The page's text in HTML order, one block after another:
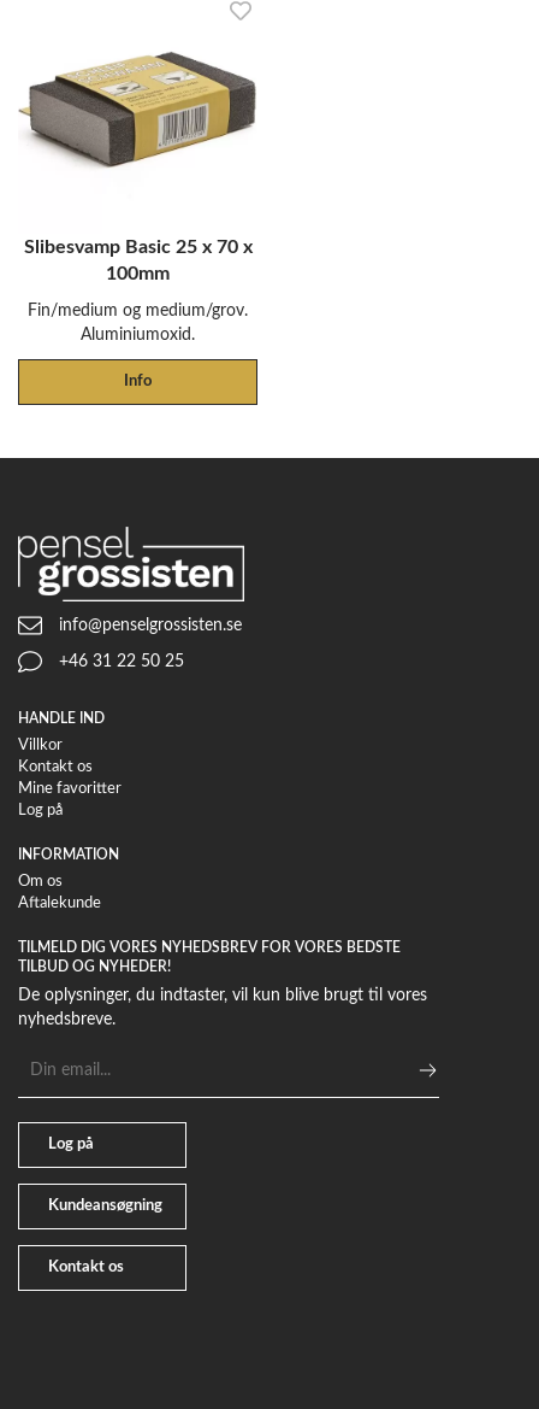
Slibesvamp Basic 25 x 70 x
100mm
Fin/medium og medium/grov.
Aluminiumoxid.
Info
info@penselgrossisten.se
+46 31 22 50 25
HANDLE IND
Villkor
Kontakt os
Mine favoritter
Log på
INFORMATION
Om os
Aftalekunde
TILMELD DIG VORES NYHEDSBREV FOR VORES BEDSTE
TILBUD OG NYHEDER!
De oplysninger, du indtaster, vil kun blive brugt til vores
nyhedsbreve.
mailadresse
Kontakt os
Kundeansøgning
Log på